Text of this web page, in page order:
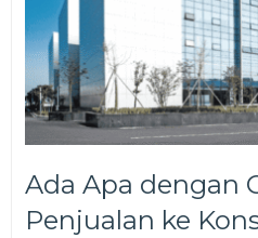
Ada Apa dengan
Penjualan ke